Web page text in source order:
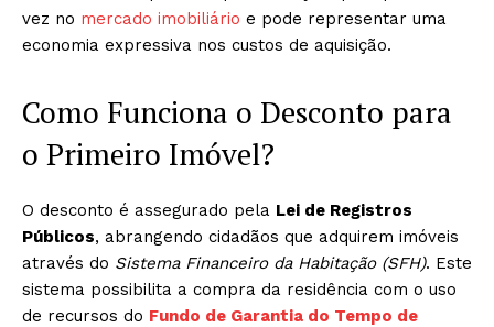
vez no mercado imobiliário e pode representar uma
economia expressiva nos custos de aquisição.
Como Funciona o Desconto para
o Primeiro Imóvel?
O desconto é assegurado pela Lei de Registros
Públicos, abrangendo cidadãos que adquirem imóveis
através do Sistema Financeiro da Habitação (SFH). Este
sistema possibilita a compra da residência com o uso
de recursos do Fundo de Garantia do Tempo de